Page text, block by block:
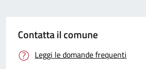
Contatta il comune
Leggi le domande frequenti